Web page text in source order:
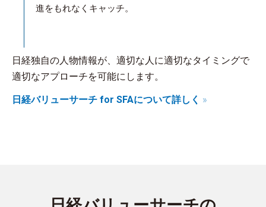
進をもれなくキャッチ。
日経独自の人物情報が、適切な人に適切なタイミングで
適切なアプローチを可能にします。
日経バリューサーチ for SFAについて詳しく